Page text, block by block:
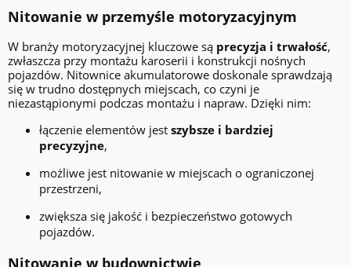
Nitowanie w przemyśle motoryzacyjnym
W branży motoryzacyjnej kluczowe są precyzja i trwałość,
zwłaszcza przy montażu karoserii i konstrukcji nośnych
pojazdów. Nitownice akumulatorowe doskonale sprawdzają
się w trudno dostępnych miejscach, co czyni je
niezastąpionymi podczas montażu i napraw. Dzięki nim:
łączenie elementów jest szybsze i bardziej
precyzyjne,
możliwe jest nitowanie w miejscach o ograniczonej
przestrzeni,
zwiększa się jakość i bezpieczeństwo gotowych
pojazdów.
Nitowanie w budownictwie